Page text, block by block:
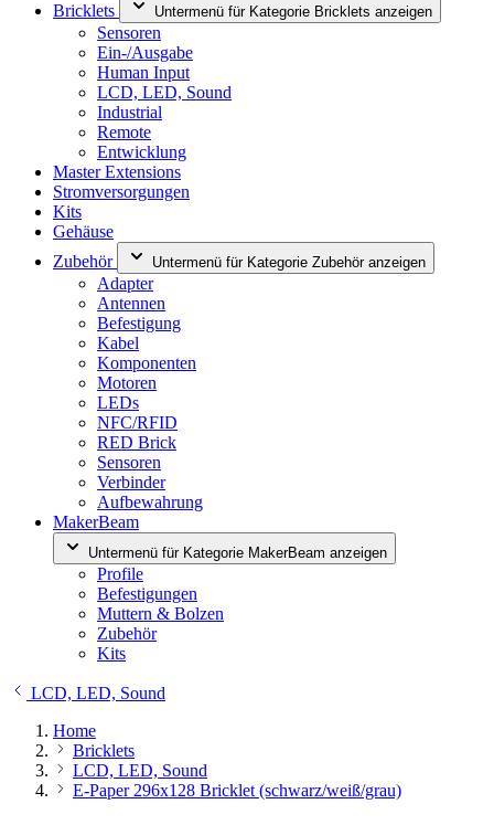
Bricklets
Untermenü für Kategorie Bricklets anzeigen
Sensoren
Ein-/Ausgabe
Human Input
LCD, LED, Sound
Industrial
Remote
Entwicklung
Master Extensions
Stromversorgungen
Kits
Gehäuse
Zubehör
Untermenü für Kategorie Zubehör anzeigen
Adapter
Antennen
Befestigung
Kabel
Komponenten
Motoren
LEDs
NFC/RFID
RED Brick
Sensoren
Verbinder
Aufbewahrung
MakerBeam
Untermenü für Kategorie MakerBeam anzeigen
Profile
Befestigungen
Muttern & Bolzen
Zubehör
Kits
LCD, LED, Sound
Home
Bricklets
LCD, LED, Sound
E-Paper 296x128 Bricklet (schwarz/weiß/grau)